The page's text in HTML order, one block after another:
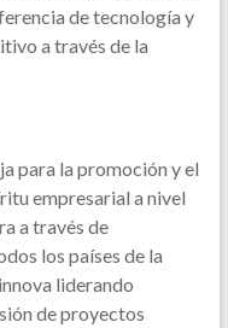
de tecnología y
a través de la
para la promoción y el
empresarial a nivel
a través de
los países de la
liderando
de proyectos